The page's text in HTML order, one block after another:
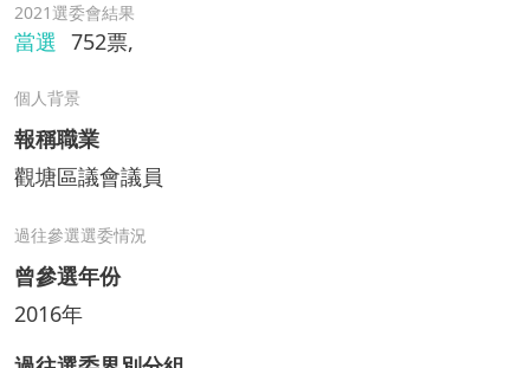
2021選委會結果
當選 752票,
個人背景
報稱職業
觀塘區議會議員
過往參選選委情況
曾參選年份
2016年